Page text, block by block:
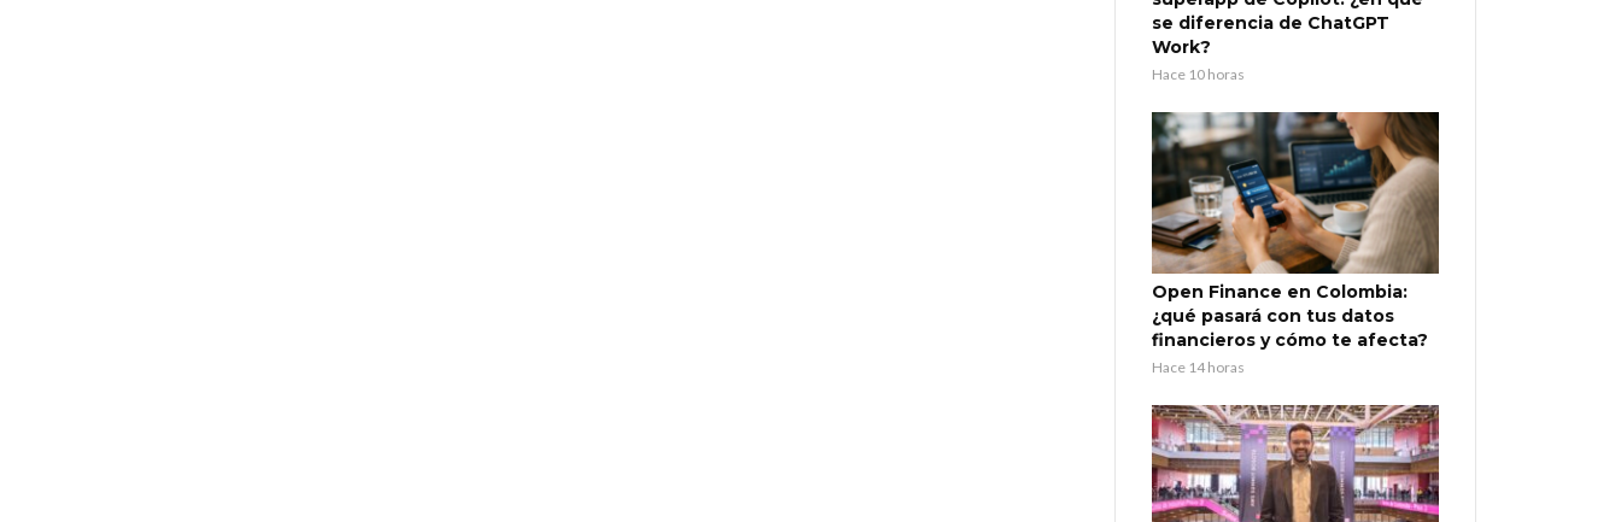
se diferencia de ChatGPT
Work?
Hace 10 horas
Open Finance en Colombia:
¿qué pasará con tus datos
financieros y cómo te afecta?
Hace 14 horas